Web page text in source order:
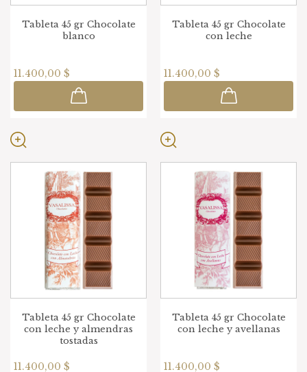
Tableta 45 gr Chocolate
blanco
11.400,00 $
Tableta 45 gr Chocolate
con leche
11.400,00 $
Tableta 45 gr Chocolate
con leche y almendras
tostadas
11.400,00 $
Tableta 45 gr Chocolate
con leche y avellanas
11.400,00 $